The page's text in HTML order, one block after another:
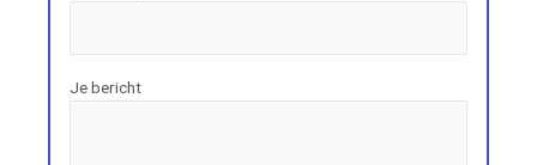
Je bericht